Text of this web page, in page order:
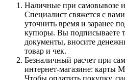
Наличные при самовывозе
Специалист свяжется с
уточнить время и заранее
купюры. Вы подписываете
документы, вносите
товар и чек.
Безналичный расчет при
интернет-магазине: карты
Чтобы оплатить покупку,